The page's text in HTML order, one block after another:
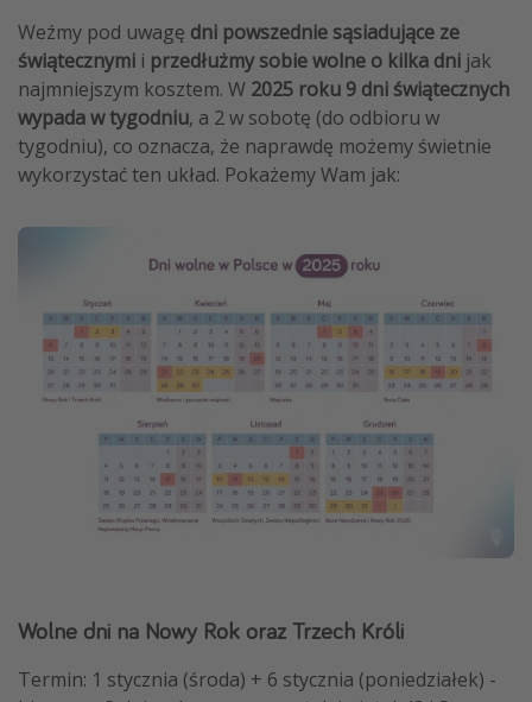
Weźmy pod uwagę dni powszednie sąsiadujące ze
świątecznymi i przedłużmy sobie wolne o kilka dni jak
najmniejszym kosztem. W 2025 roku 9 dni świątecznych
wypada w tygodniu, a 2 w sobotę (do odbioru w
tygodniu), co oznacza, że naprawdę możemy świetnie
wykorzystać ten układ. Pokażemy Wam jak:
Wolne dni na Nowy Rok oraz Trzech Króli
Termin: 1 stycznia (środa) + 6 stycznia (poniedziałek) -